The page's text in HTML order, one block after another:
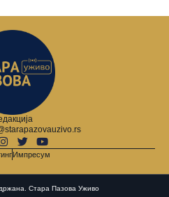
Импресум
Стара Пазова Уживо